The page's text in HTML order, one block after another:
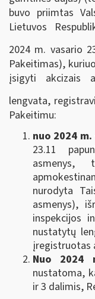
buvo priimtas
Lietuvos
2024 m. vasario
Pakeitimas),
įsigyti akcizais
lengvata,
Pakeitimu:
nuo 2024
23.11
asmenys,
nurodyta
asmenys),
inspekcijos
nustatytų
įregistruotas
Nuo
nustatoma,
ir 3 dalimis,